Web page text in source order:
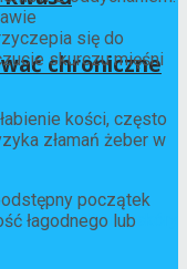
chroniczne
się do
skurczu mięśni
kości, często
złamań żeber w
początek
łagodnego lub